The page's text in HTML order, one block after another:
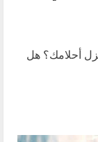
أحلامك؟ هل